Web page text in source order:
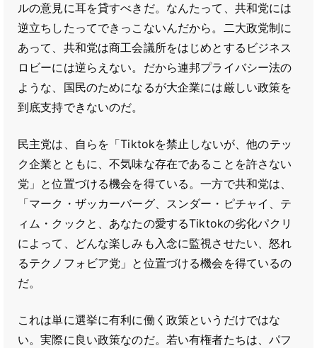
ルの意見に耳を貸すべきだ。なんたって、共和党には
逆立ちしたってできっこないんだから。二大政党制に
あって、共和党は商工会議所をはじめとするビジネス
ロビーには逆らえない。だから連邦プライバシー法の
ような、国民のためになるが大企業には厳しい政策を
到底支持できないのだ。
民主党は、自らを「Tiktokを禁止しないが、他のテッ
ク企業とともに、不気味な存在であることを許さない
党」と位置づける機会を得ている。一方で共和党は、
「マーク・ザッカーバーグ、スンダー・ピチャイ、テ
ィム・クックと、あなたの愛するTiktokの劣化パクリ
によって、どんな楽しみも入念に監視させたい、怒れ
るテクノフォビア党」と位置づける機会を得ているの
だ。
これは単に選挙に有利に働く政策というだけではな
い。実際に良い政策なのだ。若い有権者たちは、パフ